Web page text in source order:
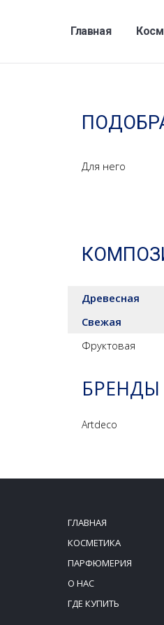
Главная
Для него
Древесная
Свежая
Фруктовая
БРЕНДЫ
Artdeco
ГЛАВНАЯ
КОСМЕТИКА
ПАРФЮМЕРИЯ
О НАС
ГДЕ КУПИТЬ